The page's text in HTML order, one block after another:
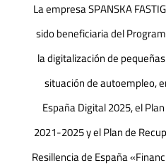
La empresa SPANSKA
sido beneficiaria del
la digitalización de
situación de autoempleo,
España Digital 2025, el
2021-2025 y el Plan de
Resillencia de España